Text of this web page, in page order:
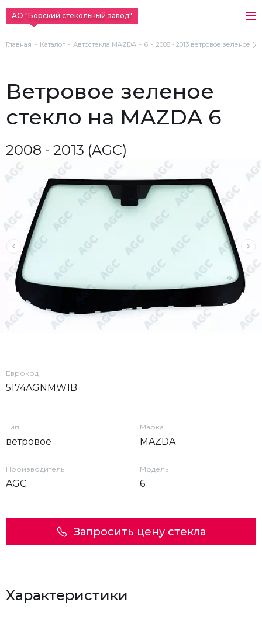
АО "Борский стекольный завод"
Главная Каталог Автостекла MAZDA 6 2008 - 2013 ветровое зеленое
ветровое зеленое
стекло на MAZDA 6
2008 - 2013 (AGC)
Еврокод
5174AGNMW1B
Тип
ветровое
Марка
MAZDA
Производитель
AGC
Модель
6
Запросить цену стекла
Характеристики